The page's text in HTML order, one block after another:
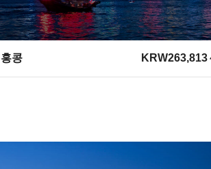
홍콩 KRW263,813